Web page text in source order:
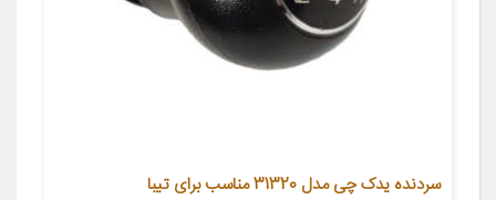
سردنده یدک چی مدل 31320 مناسب برای تیبا